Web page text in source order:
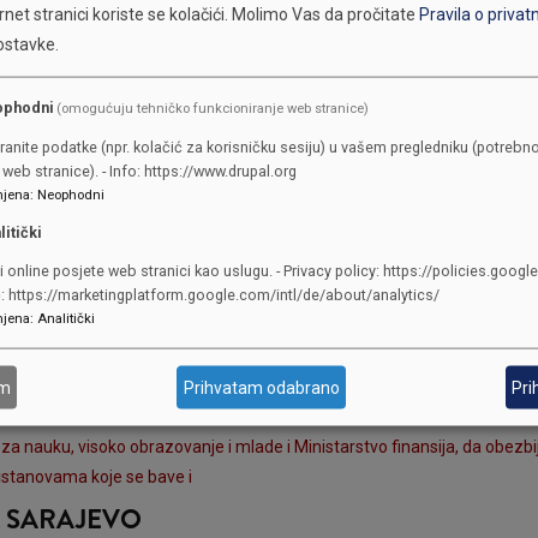
Sarajevo i ministara u Vladi Kantona Sarajevo sjednicama
godini
SARAJEVO
Dom zdravlja KS da obezbjedi službu za labaratorijsku
dostave pisani odgovor koliki broj ugovora o djelu je
u ulici Safeta Zajke na relaciji Briješće-Rajlovac
nauku, visoko obrazovanje i mlade i Ministarstvo finansija, da
koje se bave i
stranici koriste se kolačići. Molimo Vas da pročitate Pravila o
(omogućuju tehničko funkcioniranje web stranice)
podatke (npr. kolačić za korisničku sesiju) u vašem pregledniku
web stranice). - Info: https://www.drupal.org
: Neophodni
online posjete web stranici kao uslugu. - Privacy policy: https://
https://marketingplatform.google.com/intl/de/about/analytics/
: Analitički
Prihvatam odabrano